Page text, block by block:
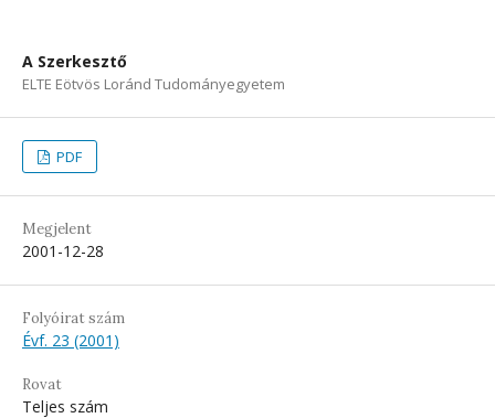
A Szerkesztő
ELTE Eötvös Loránd Tudományegyetem
PDF
Megjelent
2001-12-28
Folyóirat szám
Évf. 23 (2001)
Rovat
Teljes szám